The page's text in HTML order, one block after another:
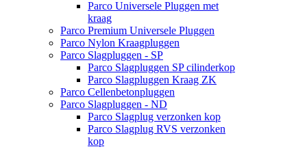
Parco Universele Pluggen met
kraag
Parco Premium Universele Pluggen
Parco Nylon Kraagpluggen
Parco Slagpluggen - SP
Parco Slagpluggen SP cilinderkop
Parco Slagpluggen Kraag ZK
Parco Cellenbetonpluggen
Parco Slagpluggen - ND
Parco Slagplug verzonken kop
Parco Slagplug RVS verzonken
kop